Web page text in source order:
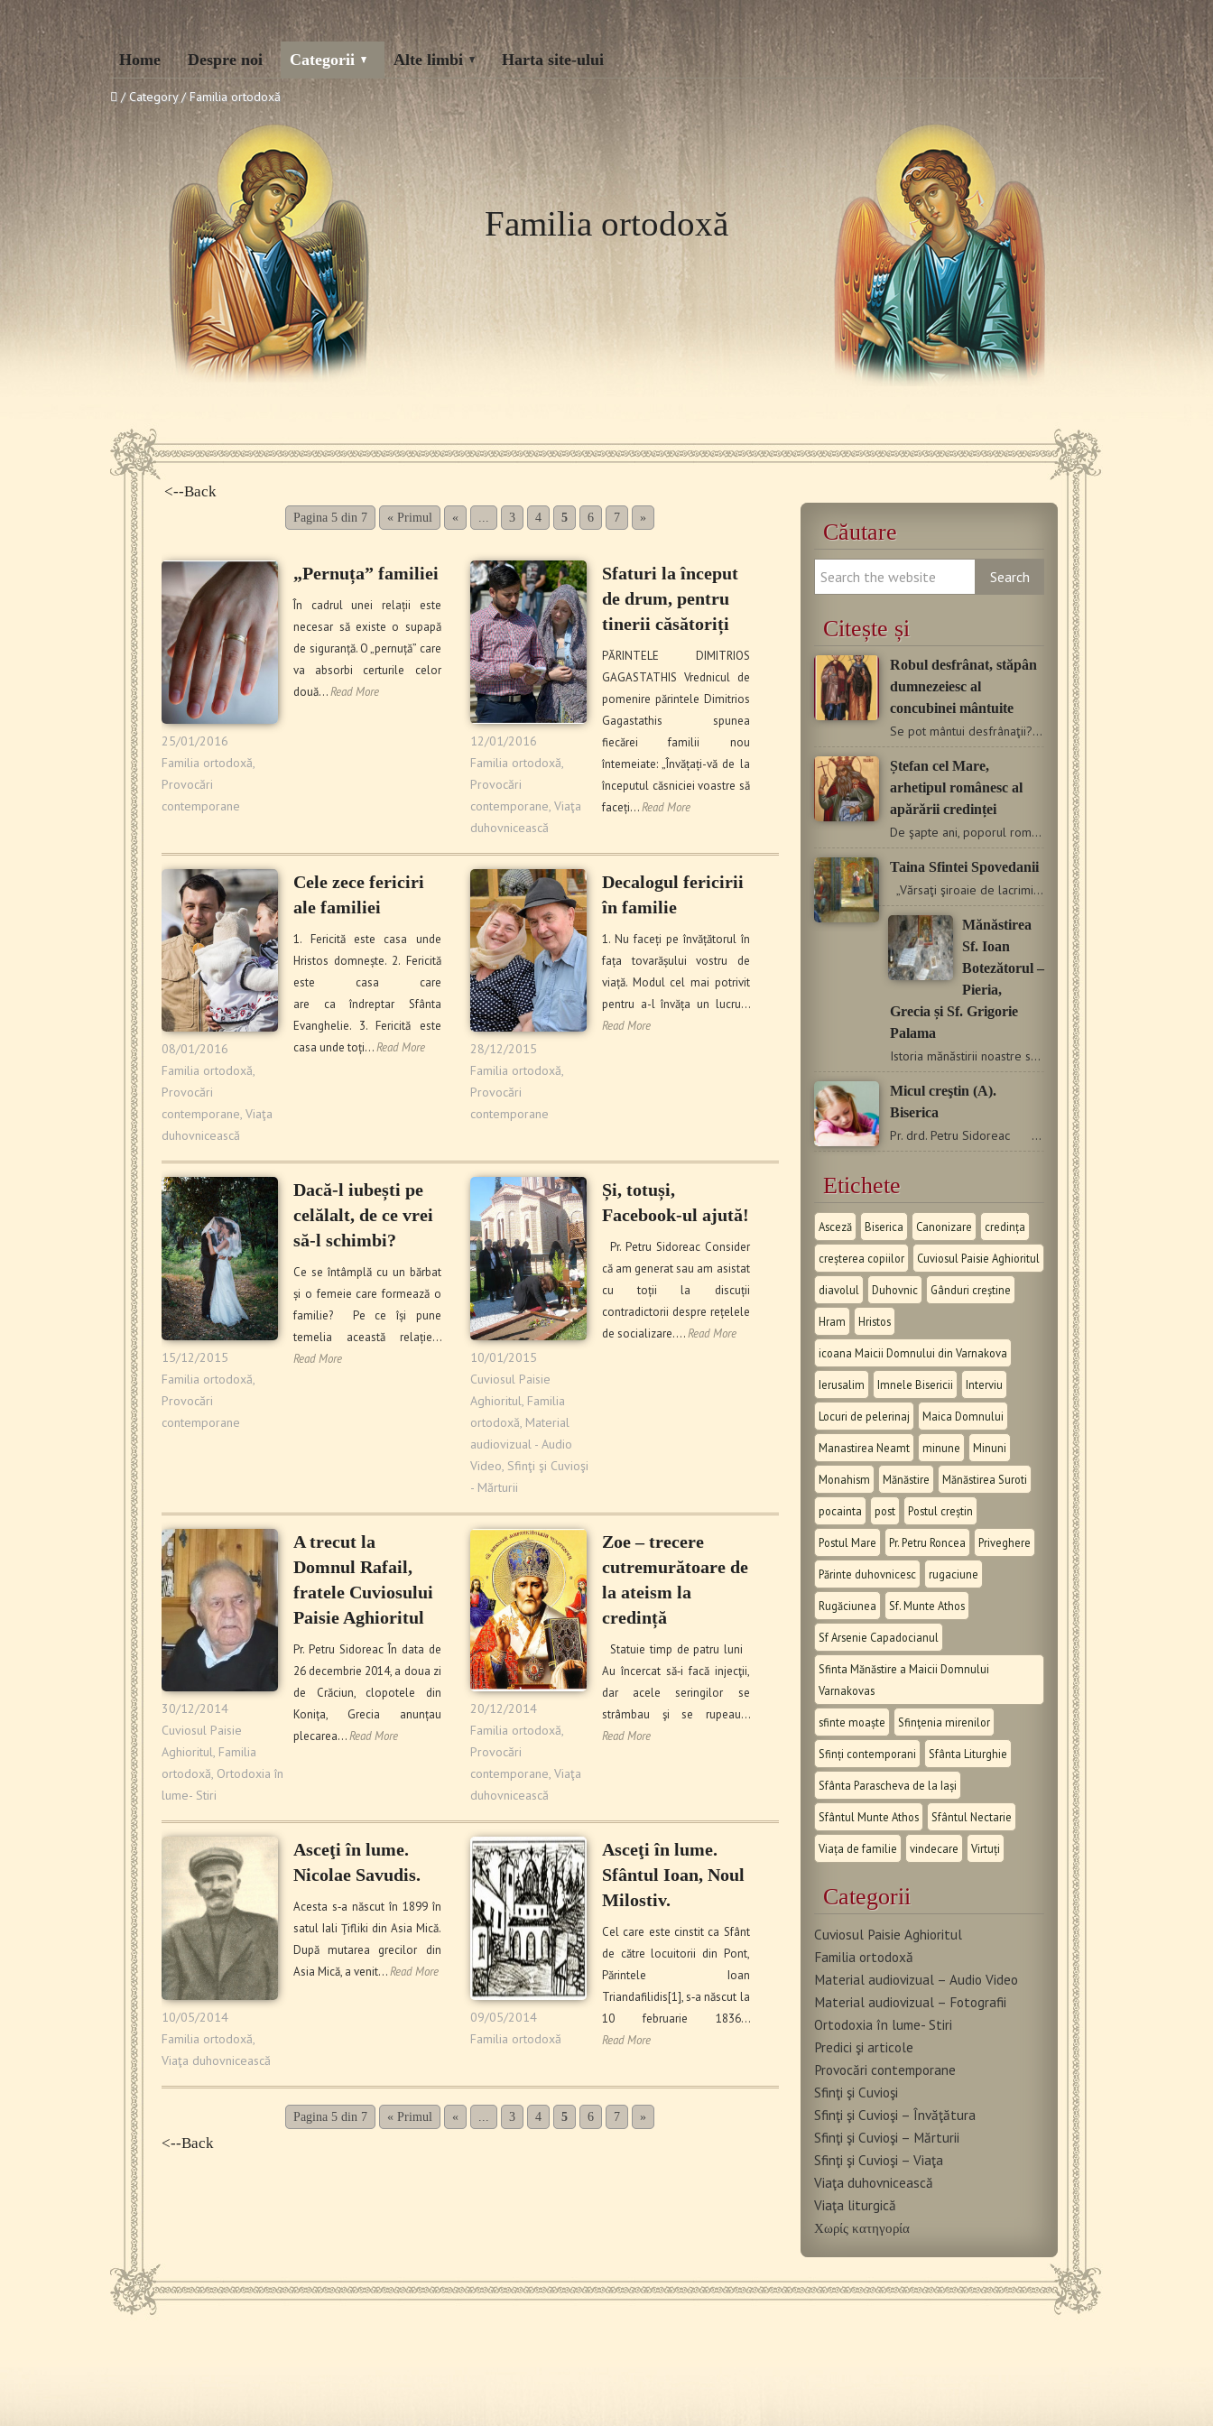
Home Despre noi Categorii Alte limbi Harta site-ului
/ Category / Familia ortodoxă
Familia ortodoxă
<--Back
Pagina 5 din 7 « Primul « ... 3 4 5 6 7 »
25/01/2016
Familia ortodoxă
Provocări
contemporane
„Pernuța” familiei
În cadrul unei relații este
necesar să existe o supapă
de siguranță. O „pernuță” care
va absorbi certurile celor
două…Read More
12/01/2016
Familia ortodoxă
Provocări
contemporane Viaţa
duhovnicească
Sfaturi la început
de drum, pentru
tinerii căsătoriți
PĂRINTELE DIMITRIOS
GAGASTATHIS Vrednicul de
pomenire părintele Dimitrios
Gagastathis spunea
fiecărei familii nou
întemeiate: „Învățați-vă de la
începutul căsniciei voastre să
faceți…Read More
08/01/2016
Familia ortodoxă,
Provocări
contemporane, Viaţa
duhovnicească
Cele zece fericiri
ale familiei
1. Fericită este casa unde
Hristos domnește. 2. Fericită
este casa care
are ca îndreptar Sfânta
Evanghelie. 3. Fericită este
casa unde toți…Read More
28/12/2015
Familia ortodoxă,
Provocări
contemporane
Decalogul fericirii
în familie
1. Nu faceți pe învățătorul în
fața tovarășului vostru de
viață. Modul cel mai potrivit
pentru a-l învăța un lucru…
Read More
15/12/2015
Familia ortodoxă,
Provocări
contemporane
Dacă-l iubești pe
celălalt, de ce vrei
să-l schimbi?
Ce se întâmplă cu un bărbat
și o femeie care formează o
familie? Pe ce își pune
temelia această relație…
Read More
10/01/2015
Cuviosul Paisie
Aghioritul, Familia
ortodoxă, Material
audiovizual - Audio
Video, Sfinţi şi Cuvioşi
- Mărturii
Și, totuși,
Facebook-ul ajută!
Pr. Petru Sidoreac Consider
că am generat sau am asistat
cu toții la discuții
contradictorii despre rețelele
de socializare.…Read More
30/12/2014
Cuviosul Paisie
Aghioritul, Familia
ortodoxă, Ortodoxia în
lume- Stiri
A trecut la
Domnul Rafail,
fratele Cuviosului
Paisie Aghioritul
Pr. Petru Sidoreac În data de
26 decembrie 2014, a doua zi
de Crăciun, clopotele din
Konița, Grecia anunțau
plecarea…Read More
20/12/2014
Familia ortodoxă,
Provocări
contemporane, Viaţa
duhovnicească
Zoe – trecere
cutremurătoare de
la ateism la
credință
Statuie timp de patru luni
Au încer­cat să‑i facă injecţii,
dar acele seringilor se
strâmbau şi se rupeau…
Read More
10/05/2014
Familia ortodoxă,
Viaţa duhovnicească
Asceţi în lume.
Nicolae Savudis.
Acesta s‑a născut în 1899 în
satul Iali Ţifliki din Asia Mică.
După mutarea grecilor din
Asia Mică, a venit…Read More
09/05/2014
Familia ortodoxă
Asceţi în lume.
Sfântul Ioan, Noul
Milostiv.
Cel care este cinstit ca Sfânt
de către locuitorii din Pont,
Părintele Ioan
Triandafilidis[1], s‑a născut la
10 februarie 1836…
Read More
Pagina 5 din 7 « Primul « 3 4 5 6 7 »
<--Back
Căutare
Citește și
Robul desfrânat, stăpân
dumnezeiesc al
concubinei mântuite
Se pot mântui desfrânaţii? Poate cineva care a avut o concubină…
Ștefan cel Mare,
arhetipul românesc al
apărării credinței
De şapte ani, poporul român cinsteşte între sfinţi, în…
Taina Sfintei Spovedanii
„Vărsaţi şiroaie de lacrimi din adâncul inimii,…
Mănăstirea
Sf. Ioan
Botezătorul –
Pieria,
Grecia și Sf. Grigorie
Palama
Istoria mănăstirii noastre se pierde în negura secolelor.…
Micul creştin (A).
Biserica
Pr. drd. Petru Sidoreac Având în vedere importanța…
Etichete
Asceză Biserica Canonizare credința
creșterea copiilor Cuviosul Paisie Aghioritul
diavolul Duhovnic Gânduri creștine
Hram Hristos
icoana Maicii Domnului din Varnakova
Ierusalim Imnele Bisericii Interviu
Locuri de pelerinaj Maica Domnului
Manastirea Neamt minune Minuni
Monahism Mănăstire Mănăstirea Suroti
pocainta post Postul creștin
Postul Mare Pr. Petru Roncea Priveghere
Părinte duhovnicesc rugaciune
Rugăciunea Sf. Munte Athos
Sf Arsenie Capadocianul
Sfinta Mănăstire a Maicii Domnului
Varnakovas
sfinte moaște Sfinţenia mirenilor
Sfinți contemporani Sfânta Liturghie
Sfânta Parascheva de la Iași
Sfântul Munte Athos Sfântul Nectarie
Viața de familie vindecare Virtuți
Categorii
Cuviosul Paisie Aghioritul
Familia ortodoxă
Material audiovizual – Audio Video
Material audiovizual – Fotografii
Ortodoxia în lume- Stiri
Predici şi articole
Provocări contemporane
Sfinţi şi Cuvioşi
Sfinţi şi Cuvioşi – Învăţătura
Sfinţi şi Cuvioşi – Mărturii
Sfinţi şi Cuvioşi – Viaţa
Viaţa duhovnicească
Viaţa liturgică
Χωρίς κατηγορία